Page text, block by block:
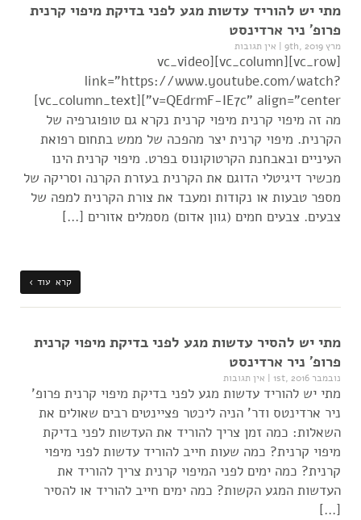
מתי יש להוריד עדשות מגע לפני בדיקת מיפוי קרנית
פרופ' ניר ארדינסט
מרץ 9th, 2019 | אין תגובות
[vc_row][vc_column][vc_video
link="https://www.youtube.com/watch?
v=QEdrmF-IE7c" align="center"][vc_column_text]
מה זה מיפוי קרנית מיפוי קרנית נקרא גם טופוגרפיה של
הקרנית. מיפוי קרנית יצר מהפכה של ממש בתחום רפואת
העיניים ובאבחנת הקרטוקונוס בפרט. מיפוי קרנית הינו
מכשיר דיגיטלי הדוגם את הקרנית בעזרת הקרנה וסריקה של
מספר טבעות או נקודות ומעבד את צורת הקרנית למפה של
צבעים. צבעים חמים (גוון אדום) מסמלים אזורים […]
קרא עוד ›
מתי יש להסיר עדשות מגע לפני בדיקת מיפוי קרנית
פרופ' ניר ארדינסט
נובמבר 1st, 2016 | אין תגובות
מתי יש להוריד עדשות מגע לפני בדיקת מיפוי קרנית פרופ'
ניר ארדינטס ודר' הניה ליכטר פציינטים רבים שאולים את
השאלות: כמה זמן צריך להוריד את העדשות לפני בדיקת
מיפוי קרנית? כמה שעות חייב להוריד עדשות לפני מיפוי
קרנית? כמה ימים לפני המיפוי קרנית צריך להוריד את
העדשות המגע הקשות? כמה ימים חייב להוריד או להסיר
[…]